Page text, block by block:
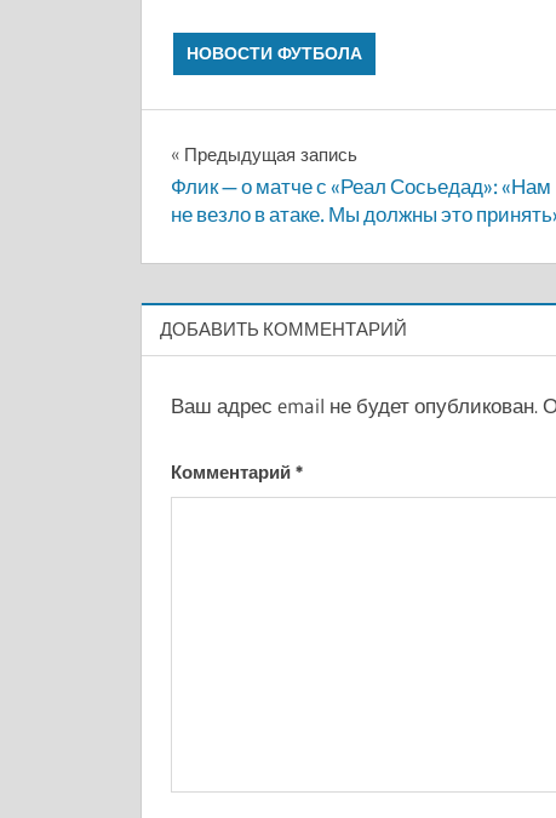
НОВОСТИ ФУТБОЛА
Навигация
по
записям
Предыдущая запись
Флик — о матче с «Реал Сосьедад»: «Нам
не везло в атаке. Мы должны это
ДОБАВИТЬ КОММЕНТАРИЙ
Ваш адрес email не будет опубликован.
Комментарий *